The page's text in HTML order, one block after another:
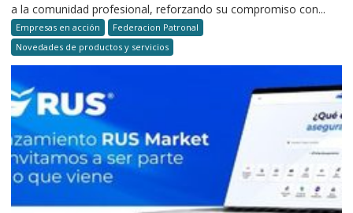
a la comunidad profesional, reforzando su compromiso con...
Empresas en acción
Federacion Patronal
Novedades de productos y servicios